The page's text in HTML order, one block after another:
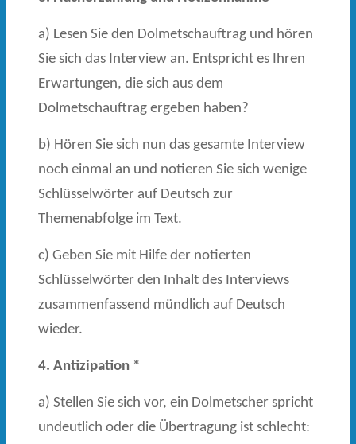
a) Lesen Sie den Dolmetschauftrag und hören
Sie sich das Interview an. Entspricht es Ihren
Erwartungen, die sich aus dem
Dolmetschauftrag ergeben haben?
b) Hören Sie sich nun das gesamte Interview
noch einmal an und notieren Sie sich wenige
Schlüsselwörter auf Deutsch zur
Themenabfolge im Text.
c) Geben Sie mit Hilfe der notierten
Schlüsselwörter den Inhalt des Interviews
zusammen­fassend mündlich auf Deutsch
wieder.
4. Antizipation *
a) Stellen Sie sich vor, ein Dolmetscher spricht
undeutlich oder die Übertragung ist schlecht: